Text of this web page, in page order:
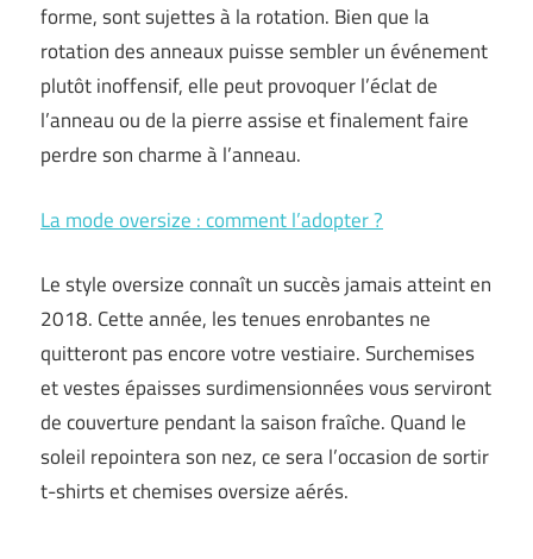
forme, sont sujettes à la rotation. Bien que la
rotation des anneaux puisse sembler un événement
plutôt inoffensif, elle peut provoquer l’éclat de
l’anneau ou de la pierre assise et finalement faire
perdre son charme à l’anneau.
La mode oversize : comment l’adopter ?
Le style oversize connaît un succès jamais atteint en
2018. Cette année, les tenues enrobantes ne
quitteront pas encore votre vestiaire. Surchemises
et vestes épaisses surdimensionnées vous serviront
de couverture pendant la saison fraîche. Quand le
soleil repointera son nez, ce sera l’occasion de sortir
t-shirts et chemises oversize aérés.